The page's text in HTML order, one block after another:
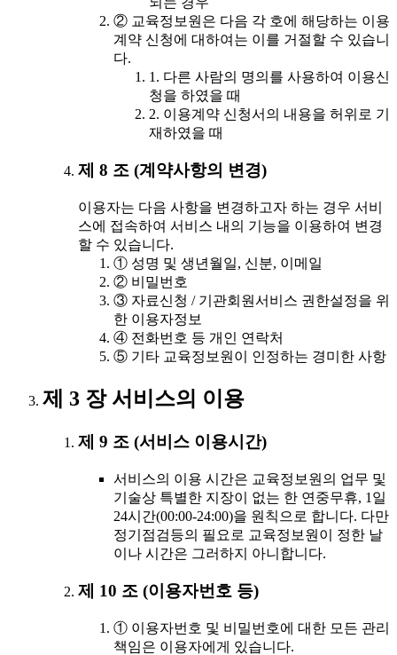
② 교육정보원은 다음 각 호에 해당하는 이용
계약 신청에 대하여는 이를 거절할 수 있습니
다.
1. 다른 사람의 명의를 사용하여 이용신
청을 하였을 때
2. 이용계약 신청서의 내용을 허위로 기
재하였을 때
제 8 조 (계약사항의 변경)
이용자는 다음 사항을 변경하고자 하는 경우 서비
스에 접속하여 서비스 내의 기능을 이용하여 변경
할 수 있습니다.
① 성명 및 생년월일, 신분, 이메일
② 비밀번호
③ 자료신청 / 기관회원서비스 권한설정을 위
한 이용자정보
④ 전화번호 등 개인 연락처
⑤ 기타 교육정보원이 인정하는 경미한 사항
제 3 장 서비스의 이용
제 9 조 (서비스 이용시간)
서비스의 이용 시간은 교육정보원의 업무 및
기술상 특별한 지장이 없는 한 연중무휴, 1일
24시간(00:00-24:00)을 원칙으로 합니다. 다만
정기점검등의 필요로 교육정보원이 정한 날
이나 시간은 그러하지 아니합니다.
제 10 조 (이용자번호 등)
① 이용자번호 및 비밀번호에 대한 모든 관리
책임은 이용자에게 있습니다.